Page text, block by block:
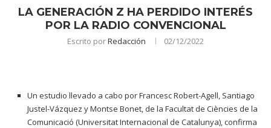
LA GENERACIÓN Z HA PERDIDO INTERÉS
POR LA RADIO CONVENCIONAL
Escrito porRedacción 02/12/2022
Un estudio llevado a cabo por Francesc Robert-Agell, Santiago
Justel-Vázquez y Montse Bonet, de la Facultat de Ciències de la
Comunicació (Universitat Internacional de Catalunya), confirma